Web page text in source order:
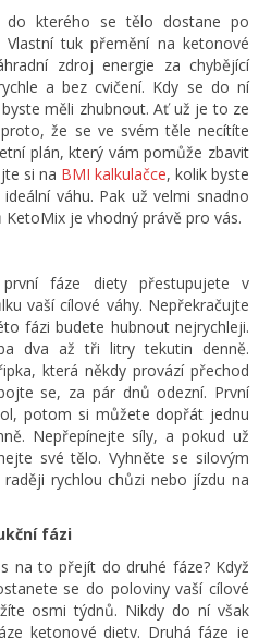
do kterého se tělo dostane po
tuk přemění na ketonové
zdroj energie za chybějící
a bez cvičení. Kdy se do ní
měli zhubnout. Ať už je to ze
že se ve svém těle necítíte
plán, který vám pomůže zbavit
si na BMI kalkulačce, kolik byste
váhu. Pak už velmi snadno
je vhodný právě pro vás.
fáze diety přestupujete v
vaší cílové váhy. Nepřekračujte
fázi budete hubnout nejrychleji.
dva až tři litry tekutin denně.
která někdy provází přechod
se, za pár dnů odezní. První
potom si můžete dopřát jednu
Nepřepínejte síly, a pokud už
své tělo. Vyhněte se silovým
rychlou chůzi nebo jízdu na
fázi
na to přejít do druhé fáze? Když
se do poloviny vaší cílové
osmi týdnů. Nikdy do ní však
ketonové diety. Druhá fáze je